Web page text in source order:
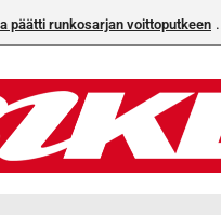
päätti runkosarjan voittoputkeen